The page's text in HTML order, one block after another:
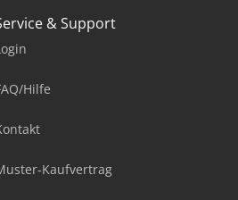
& Support
Hilfe
Kaufvertrag